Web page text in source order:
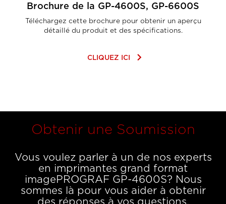
Brochure de la GP-4600S, GP-6600S
Téléchargez cette brochure pour obtenir un aperçu
détaillé du produit et des spécifications.
CLIQUEZ ICI keyboard_arrow_right
Obtenir une Soumission
Vous voulez parler à un de nos experts
en imprimantes grand format
imagePROGRAF GP-4600S? Nous
sommes là pour vous aider à obtenir
des réponses à vos questions.